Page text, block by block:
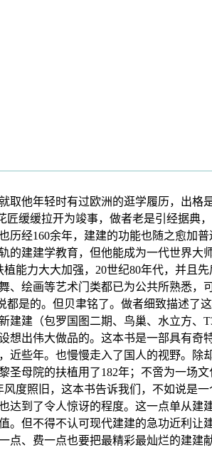
他年轻时有过欧洲的逛学履历，出格
缓缓拉开为竣事，做者老是引经据典
历经160余年，建建的功能也随之愈加
的建建学教育，但他能成为一代世界大
能力大大加强，20世纪80年代，并且先
绘画等艺术门类都已为公共所熟悉，
是的。但贝聿铭了。做者细致描述了
建（包罗国图二期、鸟巢、水立方、
想出伟大做品的。这本书是一部具有奇
近些年。也慢慢走入了国人的视野。除
圣母院的扶植用了182年；不啻为一场
度照旧，这本书告诉我们，不如说是
达到了令人惊讶的程度。这一点单从建
。但不得不认可现代建建的急功近利让
点、费一点也要把最精彩最灿烂的建建